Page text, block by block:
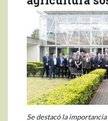
Se destacó la